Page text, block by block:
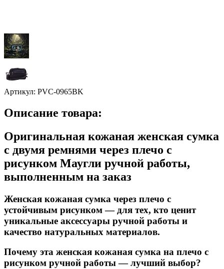
Артикул: PVC-0965BK
Описание товара:
Оригинальная кожаная женская сумка
с двумя ремнями через плечо с
рисунком Маугли ручной работы,
выполненным на заказ
Женская кожаная сумка через плечо с
устойчивым рисунком — для тех, кто ценит
уникальные аксессуары ручной работы и
качество натуральных материалов.
Почему эта женская кожаная сумка на плечо с
рисунком ручной работы — лучший выбор?